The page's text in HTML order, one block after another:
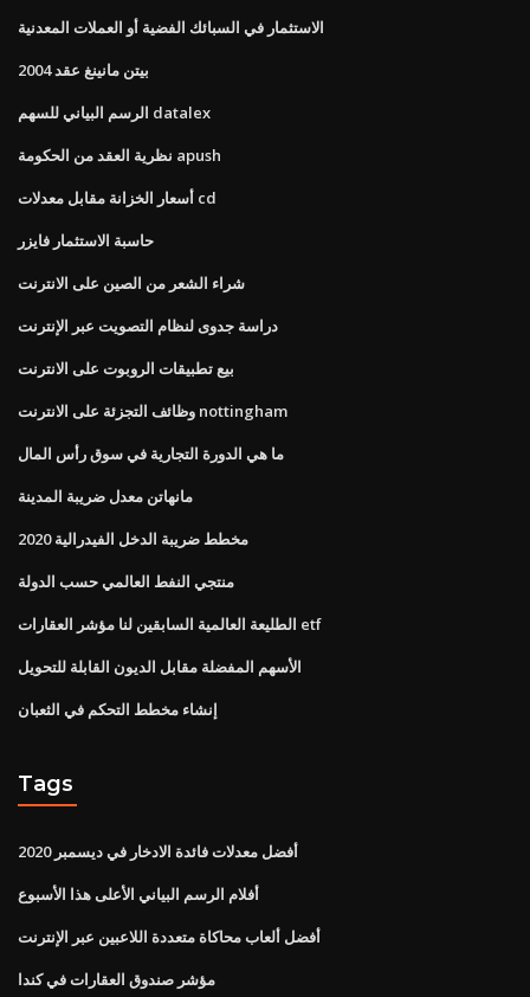
الاستثمار في السبائك الفضية أو العملات المعدنية
بيتن مانينغ عقد 2004
الرسم البياني للسهم datalex
نظرية العقد من الحكومة apush
أسعار الخزانة مقابل معدلات cd
حاسبة الاستثمار فايزر
شراء الشعر من الصين على الانترنت
دراسة جدوى لنظام التصويت عبر الإنترنت
بيع تطبيقات الروبوت على الانترنت
وظائف التجزئة على الانترنت nottingham
ما هي الدورة التجارية في سوق رأس المال
مانهاتن معدل ضريبة المدينة
مخطط ضريبة الدخل الفيدرالية 2020
منتجي النفط العالمي حسب الدولة
الطليعة العالمية السابقين لنا مؤشر العقارات etf
الأسهم المفضلة مقابل الديون القابلة للتحويل
إنشاء مخطط التحكم في الثعبان
Tags
أفضل معدلات فائدة الادخار في ديسمبر 2020
أفلام الرسم البياني الأعلى هذا الأسبوع
أفضل ألعاب محاكاة متعددة اللاعبين عبر الإنترنت
مؤشر صندوق العقارات في كندا